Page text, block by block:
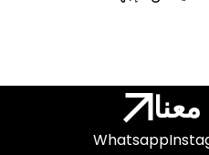
Whatsapp